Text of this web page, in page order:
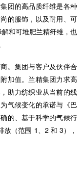
团的高品质纤维是各种
的服饰，以及耐用、可
和可堆肥兰精纤维，也
。集团与客户及伙伴合
加值。兰精集团力求高
助力纺织业从当前的线
气候变化的承诺与《巴
的、基于科学的气候行
（范围 1、2 和 3），